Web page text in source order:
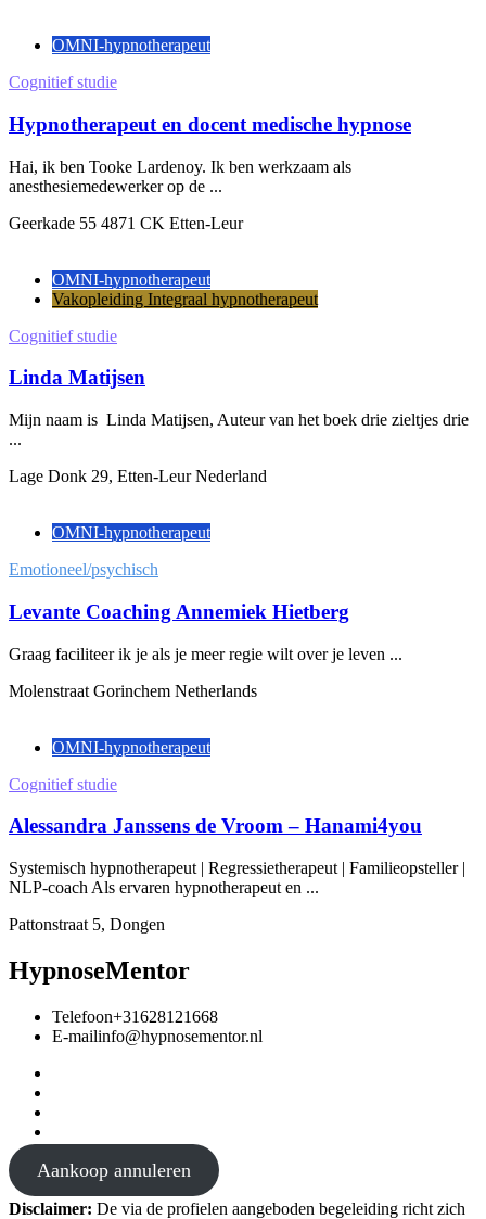
OMNI-hypnotherapeut
Cognitief studie
Hypnotherapeut en docent medische hypnose
Hai, ik ben Tooke Lardenoy. Ik ben werkzaam als
anesthesiemedewerker op de ...
Geerkade 55 4871 CK Etten-Leur
OMNI-hypnotherapeut
Vakopleiding Integraal hypnotherapeut
Cognitief studie
Linda Matijsen
Mijn naam is Linda Matijsen, Auteur van het boek drie zieltjes drie
...
Lage Donk 29, Etten-Leur Nederland
OMNI-hypnotherapeut
Emotioneel/psychisch
Levante Coaching Annemiek Hietberg
Graag faciliteer ik je als je meer regie wilt over je leven ...
Molenstraat Gorinchem Netherlands
OMNI-hypnotherapeut
Cognitief studie
Alessandra Janssens de Vroom – Hanami4you
Systemisch hypnotherapeut | Regressietherapeut | Familieopsteller |
NLP-coach Als ervaren hypnotherapeut en ...
Pattonstraat 5, Dongen
HypnoseMentor
Telefoon+31628121668
E-mailinfo@hypnosementor.nl
Aankoop annuleren
Disclaimer: De via de profielen aangeboden begeleiding richt zich